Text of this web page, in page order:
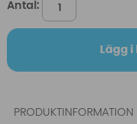
Antal:
Lägg
PRODUKTINFORMATION